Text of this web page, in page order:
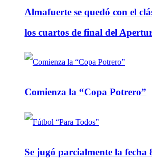
Almafuerte se quedó con el
los cuartos de final del
Comienza la “Copa Potrero”
Se jugó parcialmente la fecha